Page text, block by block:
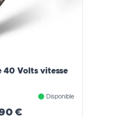
40 Volts vitesse
Disponible
€